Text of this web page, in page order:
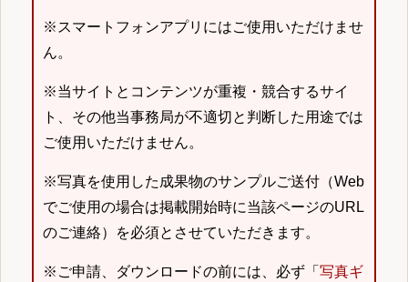
※スマートフォンアプリにはご使用いただけませ
ん。
※当サイトとコンテンツが重複・競合するサイ
ト、その他当事務局が不適切と判断した用途では
ご使用いただけません。
※写真を使用した成果物のサンプルご送付（Web
でご使用の場合は掲載開始時に当該ページのURL
のご連絡）を必須とさせていただきます。
※ご申請、ダウンロードの前には、必ず「 写真ギ